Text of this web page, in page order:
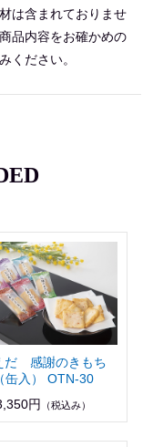
は含まれておりませ
品内容をお確かめの
ください。
だ 感謝のきもち
（缶入） OTN-30
円 （税込み）